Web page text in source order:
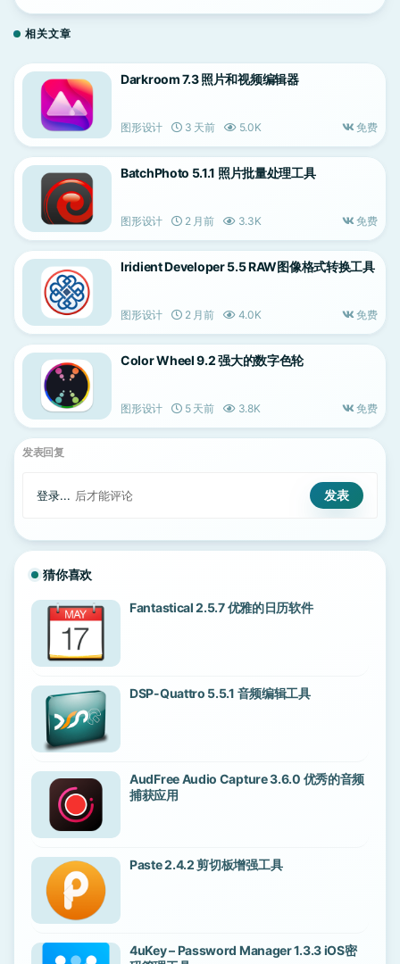
相关文章
Darkroom 7.3 照片和视频编辑器
图形设计 3 天前 5.0K 免费
BatchPhoto 5.1.1 照片批量处理工具
图形设计 2 月前 3.3K 免费
Iridient Developer 5.5 RAW图像格式转换工具
图形设计 2 月前 4.0K 免费
Color Wheel 9.2 强大的数字色轮
图形设计 5 天前 3.8K 免费
发表回复
登录... 后才能评论
猜你喜欢
Fantastical 2.5.7 优雅的日历软件
DSP-Quattro 5.5.1 音频编辑工具
AudFree Audio Capture 3.6.0 优秀的音频
捕获应用
Paste 2.4.2 剪切板增强工具
4uKey – Password Manager 1.3.3 iOS密